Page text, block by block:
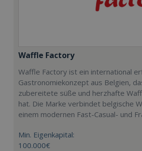
Waffle Factory
Waffle Factory ist ein international
Gastronomiekonzept aus Belgien,
zubereitete süße und herzhafte
hat. Die Marke verbindet belgische
einem modernen Fast-Casual- und
Min. Eigenkapital:
100.000€